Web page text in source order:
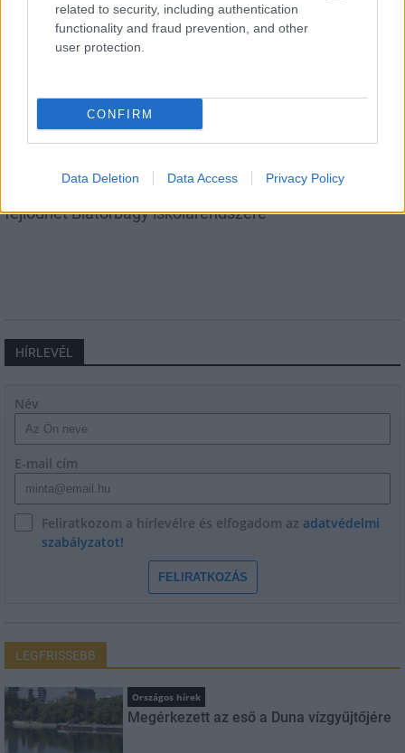
related to security, including authentication
functionality and fraud prevention, and other
user protection.
CONFIRM
Data Deletion Data Access Privacy Policy
Helyi hírek
fejlődhet Biatorbágy iskolarendszere
HÍRLEVÉL
Név
E-mail cím
Feliratkozom a hírlevélre és elfogadom az adatvédelmi
szabályzatot!
FELIRATKOZÁS
LEGFRISSEBB
Országos hírek
Megérkezett az eső a Duna vízgyűjtőjére